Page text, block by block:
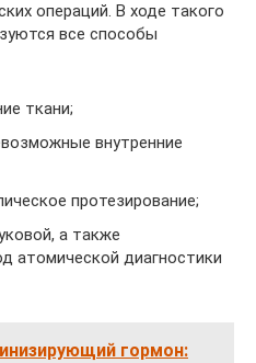
операций. В ходе такого
все способы
ткани;
внутренние
протезирование;
а также
атомической диагностики
гормон: